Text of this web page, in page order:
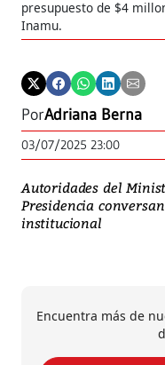
presupuesto de $4
Inamu.
PorAdriana Berna
03/07/2025 23:00
Autoridades del
Presidencia
institucional
Encuentra más de